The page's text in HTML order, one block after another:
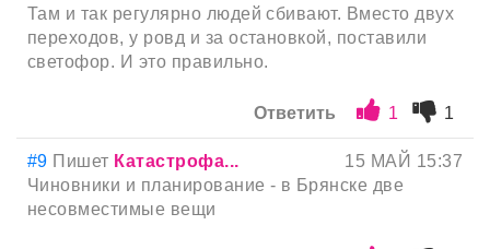
Там и так регулярно людей сбивают. Вместо двух
переходов, у ровд и за остановкой, поставили
светофор. И это правильно.
Ответить 1 1
#9 Пишет Катастрофа...
15 МАЙ 15:37
Чиновники и планирование - в Брянске две
несовместимые вещи